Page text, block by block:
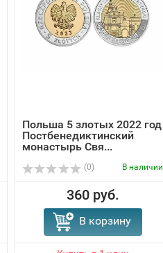
Польша 5 злотых 2022 год
Постбенедиктинский
монастырь Свя...
(0) В наличии
360 руб.
В корзину